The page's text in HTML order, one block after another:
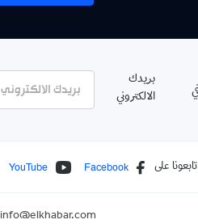
بريدك
الالكتروني
تابعونا على Facebook
YouTube
info@elkhabar.com